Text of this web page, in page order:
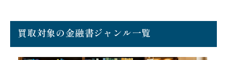
買取対象の金融書ジャンル一覧